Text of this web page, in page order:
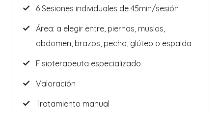
6 Sesiones individuales de 45min/sesión
Área: a elegir entre, piernas, muslos,
abdomen, brazos, pecho, glúteo o espalda
Fisioterapeuta especializado
Valoración
Tratamiento manual